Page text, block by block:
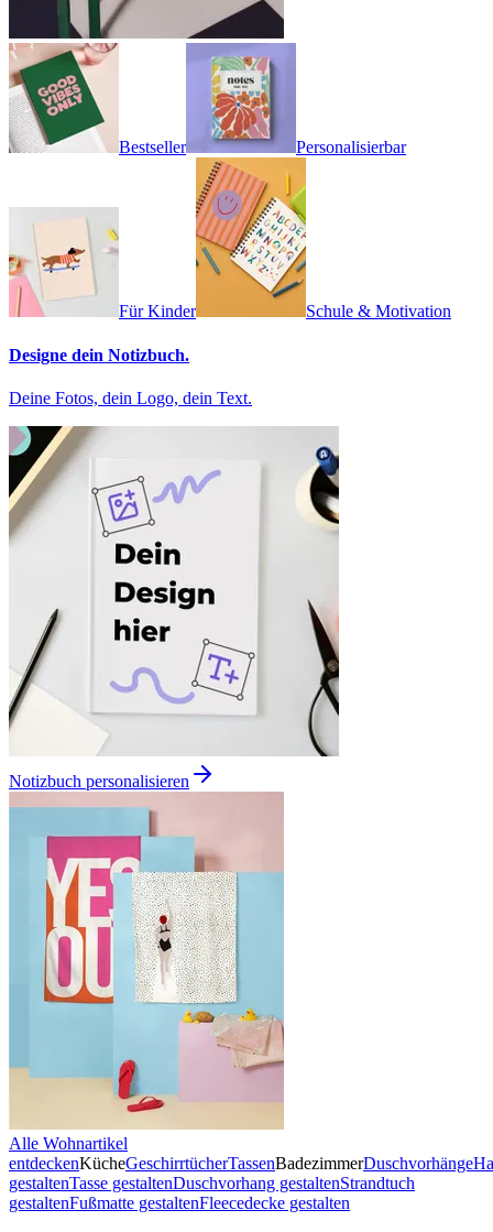
Bestseller Personalisierbar
Für Kinder Schule & Motivation
Designe dein Notizbuch.
Deine Fotos, dein Logo, dein Text.
Notizbuch personalisieren
Alle Wohnartikel
entdeckenKücheGeschirrtücherTassenBadezimmerDuschvorhänge
gestaltenTasse gestaltenDuschvorhang gestaltenStrandtuch
gestaltenFußmatte gestaltenFleecedecke gestalten